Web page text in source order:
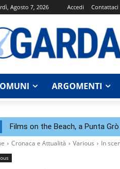
Agosto 7, 2026 Accedi Contattaci
ARGOMENTI
Films on the Beach, a Punta
Cronaca e Attualità Various In